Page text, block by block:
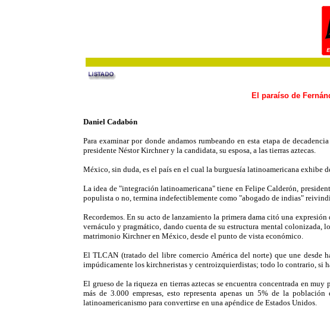
El paraíso de
Daniel Cadabón
Para examinar por donde andamos rumbeando en esta etapa de
presidente Néstor Kirchner y la candidata, su esposa, a las tierras aztecas.
México, sin duda, es el país en el cual la burguesía latinoamericana exhibe
La idea de "integración latinoamericana" tiene en Felipe Calderón,
populista o no, termina indefectiblemente como "abogado de indias"
Recordemos. En su acto de lanzamiento la primera dama citó una
vernáculo y pragmático, dando cuenta de su estructura mental colonizada,
matrimonio Kirchner en México, desde el punto de vista económico.
El TLCAN (tratado del libre comercio América del norte) que une desde
impúdicamente los kirchneristas y centroizquierdistas; todo lo contrario, si
El grueso de la riqueza en tierras aztecas se encuentra concentrada en
más de 3.000 empresas, esto representa apenas un 5% de la
latinoamericanismo para convertirse en una apéndice de Estados Unidos.